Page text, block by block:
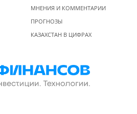
МНЕНИЯ И КОММЕНТАРИИ
ПРОГНОЗЫ
КАЗАХСТАН В ЦИФРАХ